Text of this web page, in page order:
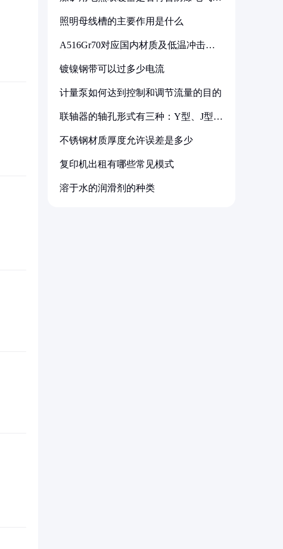
照明母线槽的主要作用是什么
A516Gr70对应国内材质及低温冲击要
镀镍钢带可以过多少电流
计量泵如何达到控制和调节流量的目的
联轴器的轴孔形式有三种：Y型、J型、
不锈钢材质厚度允许误差是多少
复印机出租有哪些常见模式
溶于水的润滑剂的种类